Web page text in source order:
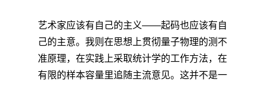
艺术家应该有自己的主义——起码也应该有自
己的主意。我则在思想上贯彻量子物理的测不
准原理，在实践上采取统计学的工作方法，在
有限的样本容量里追随主流意见。这并不是一